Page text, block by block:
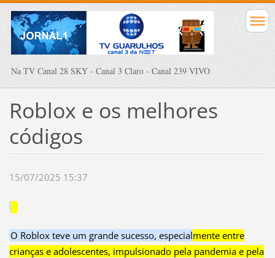
Na TV Canal 28 SKY - Canal 3 Claro - Canal 239 VIVO
Roblox e os melhores
códigos
15/07/2025 15:37
O Roblox teve um grande sucesso, especialmente entre
crianças e adolescentes, impulsionado pela pandemia e pela